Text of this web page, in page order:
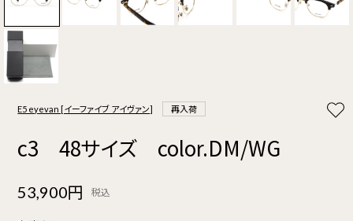
E5 eyevan [イーファイブ アイヴァン] 再入荷
c3 48サイズ color.DM/WG
53,900円 税込